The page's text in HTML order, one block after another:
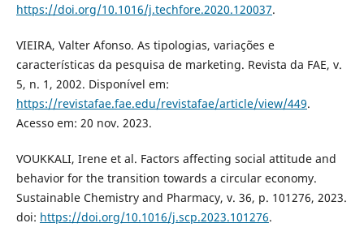
https://doi.org/10.1016/j.techfore.2020.120037.
VIEIRA, Valter Afonso. As tipologias, variações e
características da pesquisa de marketing. Revista da FAE, v.
5, n. 1, 2002. Disponível em:
https://revistafae.fae.edu/revistafae/article/view/449.
Acesso em: 20 nov. 2023.
VOUKKALI, Irene et al. Factors affecting social attitude and
behavior for the transition towards a circular economy.
Sustainable Chemistry and Pharmacy, v. 36, p. 101276, 2023.
doi: https://doi.org/10.1016/j.scp.2023.101276.